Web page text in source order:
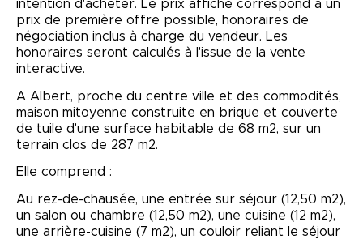
intention d'acheter. Le prix affiché correspond à un
prix de première offre possible, honoraires de
négociation inclus à charge du vendeur. Les
honoraires seront calculés à l'issue de la vente
interactive.
A Albert, proche du centre ville et des commodités,
maison mitoyenne construite en brique et couverte
de tuile d'une surface habitable de 68 m2, sur un
terrain clos de 287 m2.
Elle comprend :
Au rez-de-chausée, une entrée sur séjour (12,50 m2),
un salon ou chambre (12,50 m2), une cuisine (12 m2),
une arrière-cuisine (7 m2), un couloir reliant le séjour